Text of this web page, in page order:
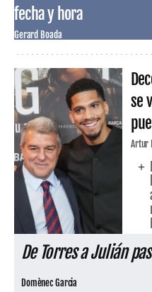
fecha y hora
Gerard Boada
se
Artur
De Torres a Julián
Domènec Garcia